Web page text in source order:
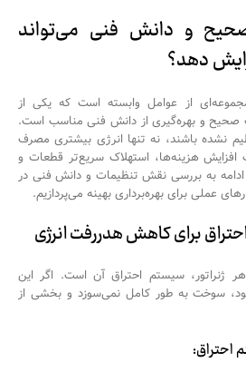
و دانش فنی می‌تواند
دهد؟
مجموعه‌ای از عوامل وابسته است که یکی از
صحیح و بهره‌گیری از دانش فنی مناسب است.
نشده باشند، نه تنها انرژی بیشتری مصرف
افزایش هزینه‌ها، استهلاک سریع‌تر قطعات و
به بررسی نقش تنظیمات و دانش فنی در
عملی برای بهره‌برداری بهینه می‌پردازیم.
برای کاهش هدررفت انرژی
ژنراتور، سیستم احتراق آن است. اگر این
سوخت به طور کامل نمی‌سوزد و بخشی از
احتراق: